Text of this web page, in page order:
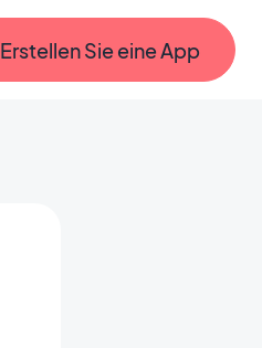
Erstellen Sie eine App